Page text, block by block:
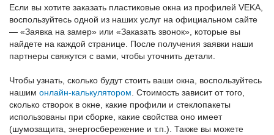
Если вы хотите заказать пластиковые окна из профилей VEKA,
воспользуйтесь одной из наших услуг на официальном сайте
— «Заявка на замер» или «Заказать звонок», которые вы
найдете на каждой странице. После получения заявки наши
партнеры свяжутся с вами, чтобы уточнить детали.
Чтобы узнать, сколько будут стоить ваши окна, воспользуйтесь
нашим онлайн-калькулятором . Стоимость зависит от того,
сколько створок в окне, какие профили и стеклопакеты
использованы при сборке, какие свойства оно имеет
(шумозащита, энергосбережение и т.п.). Также вы можете